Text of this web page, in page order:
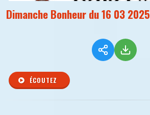
Dimanche Bonheur du 16 03 2025
ÉCOUTEZ